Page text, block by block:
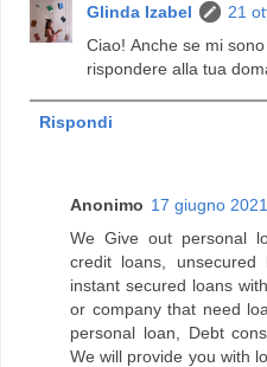
Glinda Izabel
21
Ciao! Anche se mi
rispondere alla tua
Rispondi
Anonimo 17 giugno
We Give out personal
credit loans,
instant secured loans
or company that need
personal loan, Debt
We will provide you with